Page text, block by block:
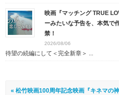
映画『マッチング TRUE
ーみたいな予告を、本気で
禁！
2026/08/06
待望の続編にして＜完全新章＞ ...
« 松竹映画100周年記念映画『キネマの